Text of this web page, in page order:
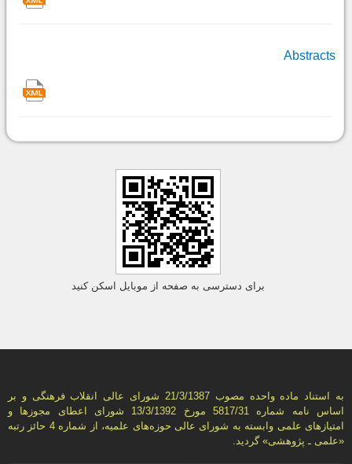
Abstracts
برای دسترسی به صفحه از موبایل اسکن کنید
به استناد ماده واحده مصوب 21/3/1387 شورای عالی انقلاب فرهنگی و بر
اساس نامه شماره 5817/31 مورخ 13/3/1392 شورای اعطای مجوزها و
امتيازهای علمی وابسته به شورای عالی حوزه‌های علميه، از شماره 4 حائز رتبه
«علمی ـ پژوهشی» گرديد.